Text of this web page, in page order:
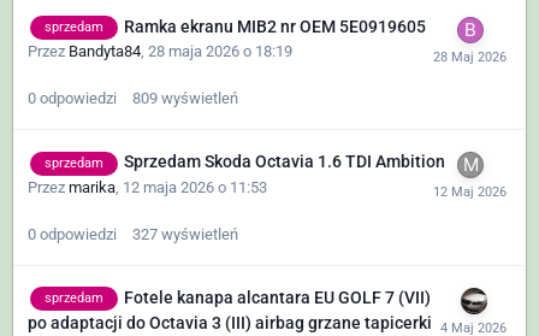
sprzedam Ramka ekranu MIB2 nr OEM 5E0919605
Przez Bandyta84, 28 maja 2026 o 18:19
0 odpowiedzi 809 wyświetleń
sprzedam Sprzedam Skoda Octavia 1.6 TDI Ambition
Przez marika 12 maja 2026 o 11:53
0 odpowiedzi 327 wyświetleń
sprzedam
Fotele kanapa alcantara EU GOLF 7 (VII)
po adaptacji do Octavia 3 (III) airbag grzane tapicerki